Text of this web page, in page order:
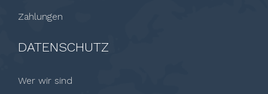
Zahlungen
DATENSCHUTZ
Wer wir sind